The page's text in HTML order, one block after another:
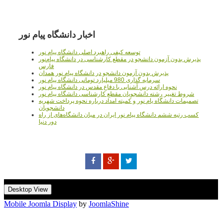
اخبار دانشگاه پیام نور
توسعه کیفی راهبرد اصلی دانشگاه پیام نور
پذیرش بدون آزمون دانشجو در مقطع کارشناسی در دانشگاه پیام‌نور
فارس
پذیرش بدون آزمون دانشجو در دانشگاه پیام نور همدان
سرمایه گذاری 980 میلیارد تومانی دانشگاه پیام نور
نحوه ارائه درس آشنایی با دفاع مقدس در دانشگاه پیام نور
شروط تغییر رشته دانشجویان مقطع کارشناسی دانشگاه پیام نور
تصمیمات دانشگاه یام نور و کمیته امداد درباره نحوه پرداخت شهریه
دانشجویان
کسب رتبه ششم دانشگاه پیام نور ایران در میان دانشگاه‌های از راه
دور دنیا
Desktop View
Mobile Joomla Display by JoomlaShine